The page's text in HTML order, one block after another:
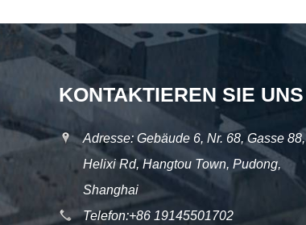
KONTAKTIEREN SIE UNS
Adresse: Gebäude 6, Nr. 68, Gasse 88,
Helixi Rd, Hangtou Town, Pudong,
Shanghai
Telefon:+86 19145501702